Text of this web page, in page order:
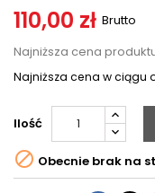
110,00 zł Brutto
Najniższa cena
Najniższa cena w ciągu
Ilość
 Obecnie brak na